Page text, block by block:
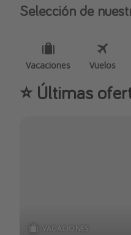
Selección de
Vacaciones Vuelos
⭐️ Últimas
VACACIONES